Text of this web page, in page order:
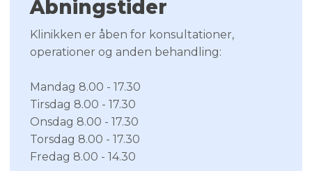
Åbningstider​
​Klinikken er åben for konsultationer,
operationer og anden behandling:
​Mandag 8.00 - 17.30
​Tirsdag 8.00 - 17.30
​Onsdag 8.00 - 17.30
​Torsdag 8.00 - 17.30
Fredag 8.00 - 14.30